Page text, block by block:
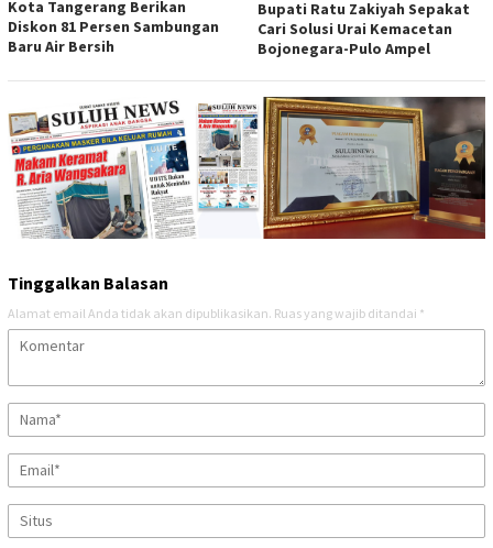
Kota Tangerang Berikan
Diskon 81 Persen Sambungan
Baru Air Bersih
Bupati Ratu Zakiyah Sepakat
Cari Solusi Urai Kemacetan
Bojonegara-Pulo Ampel
Tinggalkan Balasan
Alamat email Anda tidak akan dipublikasikan. Ruas yang wajib ditandai *